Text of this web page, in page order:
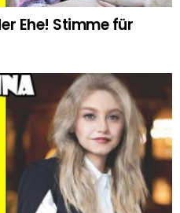
Ehe! Stimme für